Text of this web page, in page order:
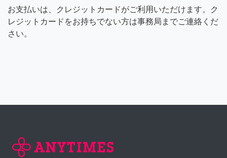
お支払いは、クレジットカードがご利用いただけます。ク
レジットカードをお持ちでない方は事務局までご連絡くだ
さい。